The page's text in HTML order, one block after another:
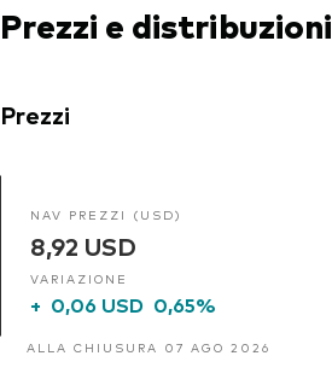
Prezzi e distribuzioni
Prezzi
NAV PREZZI (USD)
8,92 USD
VARIAZIONE
+ 0,06 USD 0,65%
ALLA CHIUSURA 07 AGO 2026